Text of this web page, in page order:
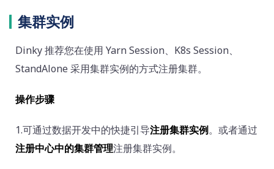
集群实例
Dinky 推荐您在使用 Yarn Session、K8s Session、
StandAlone 采用集群实例的方式注册集群。
操作步骤
1.可通过数据开发中的快捷引导注册集群实例。或者通过
注册中心中的集群管理注册集群实例。